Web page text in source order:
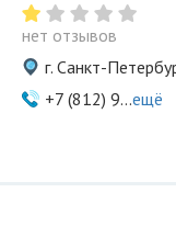
нет отзывов
г. Санкт-
+7 (812) 9...ещё